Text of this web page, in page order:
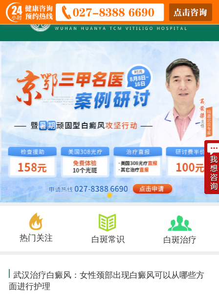
热门关注 白斑常识 白斑治疗
武汉治疗白癜风：女性颈部出现白癜风可以从哪些方
面进行护理